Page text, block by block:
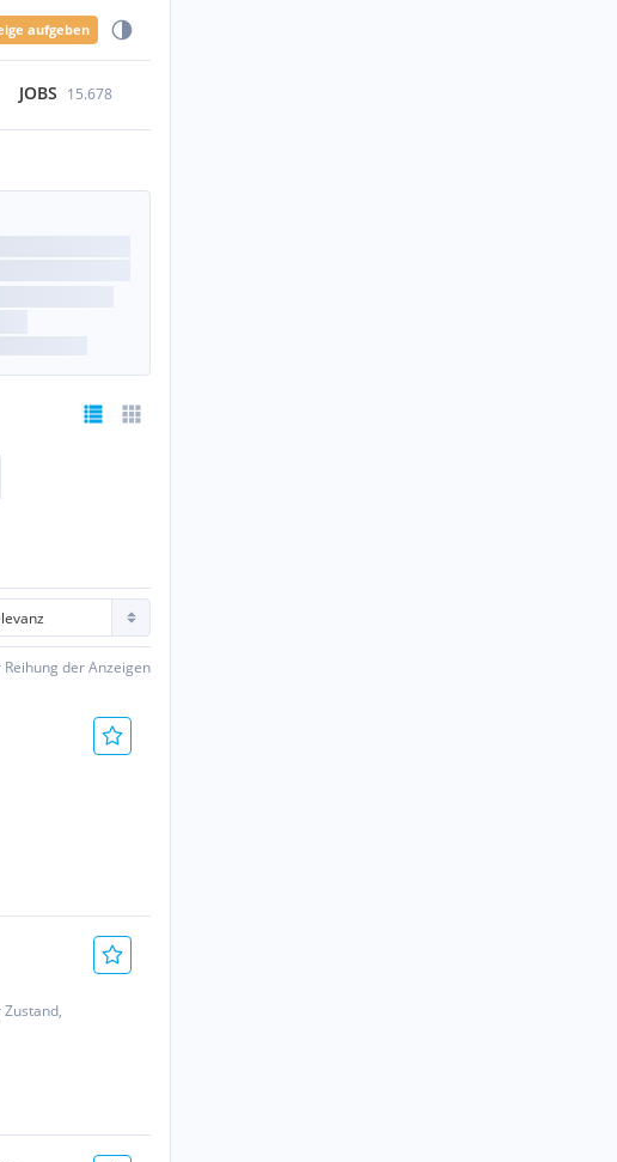
aufgeben
JOBS 15.678
Reihung der Anzeigen